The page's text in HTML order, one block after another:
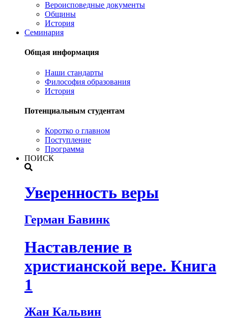
Вероисповедные документы
Общины
История
Семинария
Общая информация
Наши стандарты
Философия образования
История
Потенциальным студентам
Коротко о главном
Поступление
Программа
ПОИСК
Уверенность веры
Герман Бавинк
Наставление в
христианской вере. Книга
1
Жан Кальвин